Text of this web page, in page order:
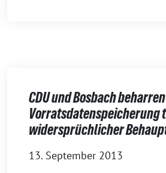
CDU und Bosbach
Vorratsdatenspeicherung
widersprüchlicher
13. September 2013